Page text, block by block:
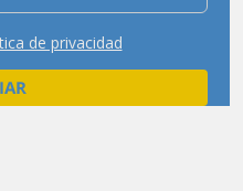
de privacidad